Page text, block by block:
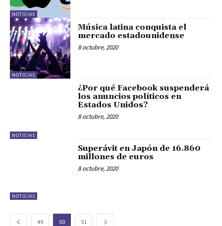
NOTICIAS
NOTICIAS
Música latina conquista el
mercado estadounidense
8 octubre, 2020
NOTICIAS
¿Por qué Facebook suspenderá
los anuncios políticos en
Estados Unidos?
8 octubre, 2020
NOTICIAS
Superávit en Japón de 16.860
millones de euros
8 octubre, 2020
49 50 51